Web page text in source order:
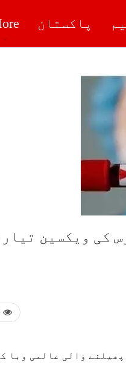
پاکستان
کی ویکسین
والی عالمی وبا